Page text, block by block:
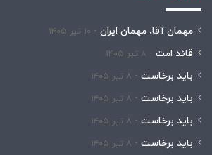
مهمان آقا، مهمان ایران ۱۰ تیر ۱۴۰۵
قائد امت ۸ تیر ۱۴۰۵
باید برخاست ۸ تیر ۱۴۰۵
باید برخاست ۸ تیر ۱۴۰۵
باید برخاست ۸ تیر ۱۴۰۵
باید برخاست ۸ تیر ۱۴۰۵